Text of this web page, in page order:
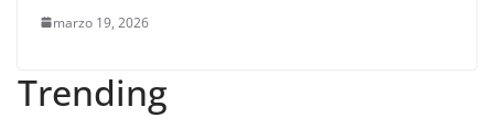
marzo 19, 2026
Trending